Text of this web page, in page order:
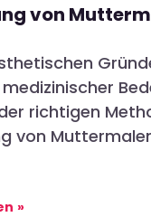
von
richtigen
von
»